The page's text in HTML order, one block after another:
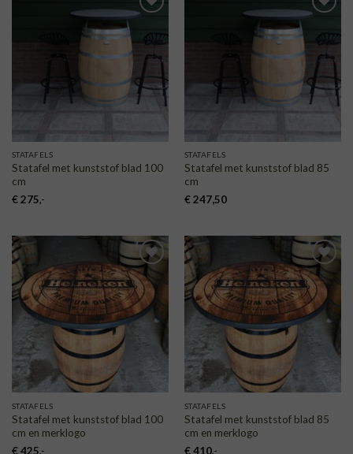
TOEVOEGEN
AAN
VERLANGLIJST
STATAFELS
Statafel met kunststof blad 100
cm
€275,-
TOEVOEGEN
AAN
VERLANGLIJST
STATAFELS
Statafel met kunststof blad 85
cm
€247,50
TOEVOEGEN
AAN
VERLANGLIJST
STATAFELS
Statafel met kunststof blad 100
cm en merklogo
€425,-
TOEVOEGEN
AAN
VERLANGLIJST
STATAFELS
Statafel met kunststof blad 85
cm en merklogo
€410,-